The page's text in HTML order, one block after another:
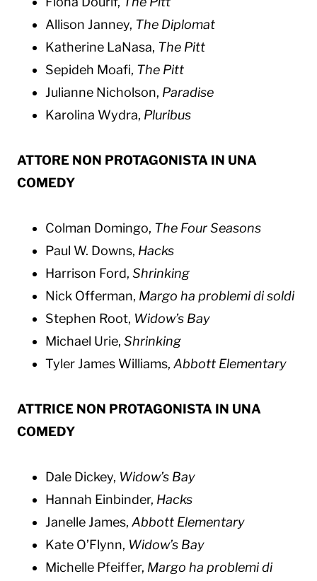
Allison Janney, The Diplomat
Katherine LaNasa, The Pitt
Sepideh Moafi, The Pitt
Julianne Nicholson, Paradise
Karolina Wydra, Pluribus
ATTORE NON PROTAGONISTA IN UNA
COMEDY
Colman Domingo, The Four Seasons
Paul W. Downs, Hacks
Harrison Ford, Shrinking
Nick Offerman, Margo ha problemi di soldi
Stephen Root, Widow’s Bay
Michael Urie, Shrinking
Tyler James Williams, Abbott Elementary
ATTRICE NON PROTAGONISTA IN UNA
COMEDY
Dale Dickey, Widow’s Bay
Hannah Einbinder, Hacks
Janelle James, Abbott Elementary
Kate O’Flynn, Widow’s Bay
Michelle Pfeiffer, Margo ha problemi di